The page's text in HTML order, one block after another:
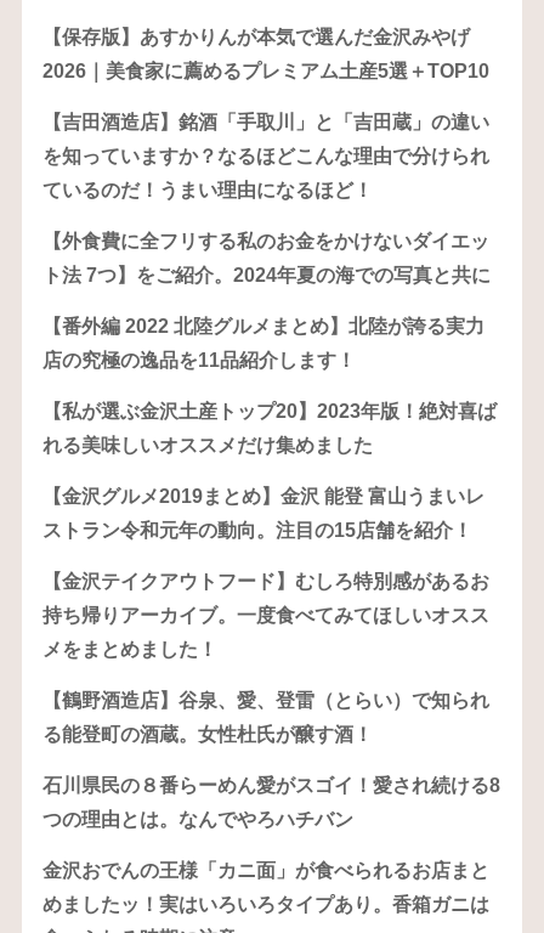
【保存版】あすかりんが本気で選んだ金沢みやげ
2026｜美食家に薦めるプレミアム土産5選＋TOP10
【吉田酒造店】銘酒「手取川」と「吉田蔵」の違い
を知っていますか？なるほどこんな理由で分けられ
ているのだ！うまい理由になるほど！
【外食費に全フリする私のお金をかけないダイエッ
ト法 7つ】をご紹介。2024年夏の海での写真と共に
【番外編 2022 北陸グルメまとめ】北陸が誇る実力
店の究極の逸品を11品紹介します！
【私が選ぶ金沢土産トップ20】2023年版！絶対喜ば
れる美味しいオススメだけ集めました
【金沢グルメ2019まとめ】金沢 能登 富山うまいレ
ストラン令和元年の動向。注目の15店舗を紹介！
【金沢テイクアウトフード】むしろ特別感があるお
持ち帰りアーカイブ。一度食べてみてほしいオスス
メをまとめました！
【鶴野酒造店】谷泉、愛、登雷（とらい）で知られ
る能登町の酒蔵。女性杜氏が醸す酒！
石川県民の８番らーめん愛がスゴイ！愛され続ける8
つの理由とは。なんでやろハチバン
金沢おでんの王様「カニ面」が食べられるお店まと
めましたッ！実はいろいろタイプあり。香箱ガニは